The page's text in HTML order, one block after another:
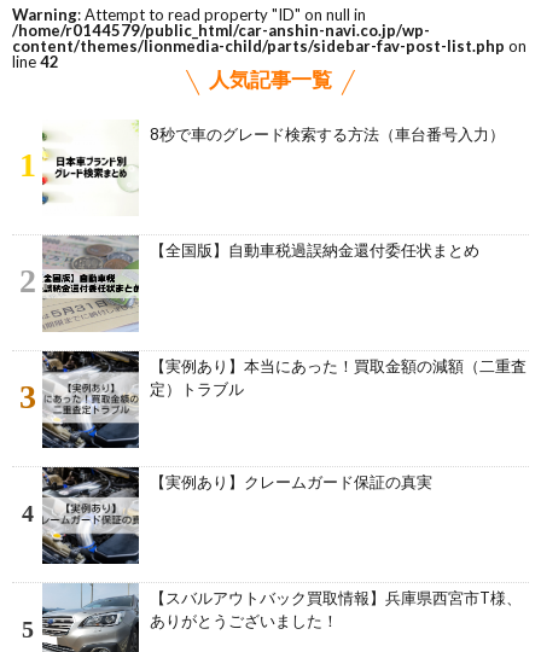
Warning: Attempt to read property "ID" on null in
/home/r0144579/public_html/car-anshin-navi.co.jp/wp-
content/themes/lionmedia-child/parts/sidebar-fav-post-list.php on
line42
人気記事一覧
1
8秒で車のグレード検索する方法（車台番号入力）
2
【全国版】自動車税過誤納金還付委任状まとめ
3
【実例あり】本当にあった！買取金額の減額（二重査
定）トラブル
4
【実例あり】クレームガード保証の真実
5
【スバルアウトバック買取情報】兵庫県西宮市T様、
ありがとうございました！